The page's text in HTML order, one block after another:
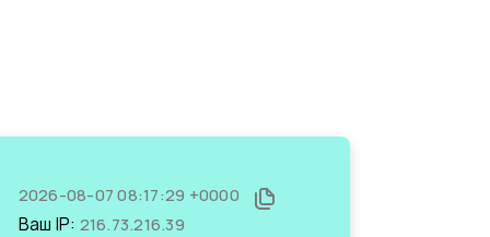
2026-08-07 08:17:29 +0000
Ваш IP: 216.73.216.39